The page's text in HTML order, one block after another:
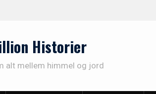
Historier
alt mellem himmel og jord